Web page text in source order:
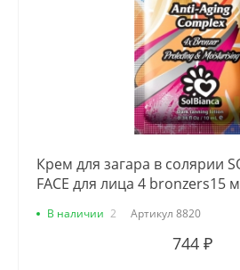
Крем для загара в солярии
FACE для лица 4 bronzers15
В наличии 2 Артикул 8820
744 ₽